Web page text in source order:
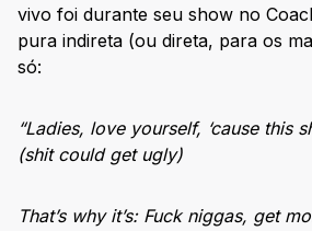
vivo foi durante seu show no
pura indireta (ou direta, para os
só:
“Ladies, love yourself, ‘cause this
(shit could get ugly)
That’s why it’s: Fuck niggas, get